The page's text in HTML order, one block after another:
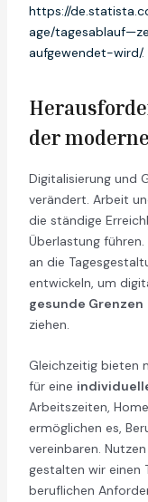
https://
age/
aufgewendet-wird/.
der
Digitalisierung und
verändert. Arbeit
die ständige
Überlastung
an die
entwickeln, um
gesunde Grenzen
ziehen.
Gleichzeitig bieten
für eine
Arbeitszeiten,
ermöglichen es,
vereinbaren.
gestalten wir einen
beruflichen